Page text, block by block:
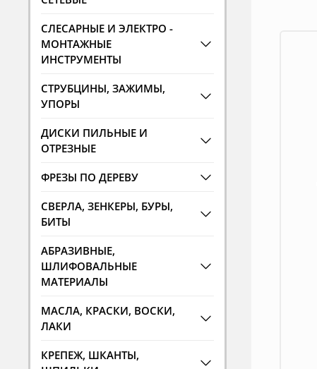
СЛЕСАРНЫЕ И ЭЛЕКТРО -
МОНТАЖНЫЕ
ИНСТРУМЕНТЫ
СТРУБЦИНЫ, ЗАЖИМЫ,
УПОРЫ
ДИСКИ ПИЛЬНЫЕ И
ОТРЕЗНЫЕ
ФРЕЗЫ ПО ДЕРЕВУ
СВЕРЛА, ЗЕНКЕРЫ, БУРЫ,
БИТЫ
АБРАЗИВНЫЕ,
ШЛИФОВАЛЬНЫЕ
МАТЕРИАЛЫ
МАСЛА, КРАСКИ, ВОСКИ,
ЛАКИ
КРЕПЕЖ, ШКАНТЫ,